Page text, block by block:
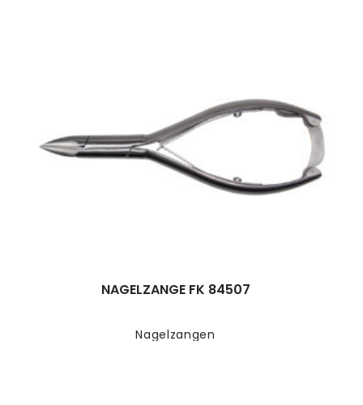
Nagelzangen
NAGELZANGE FK 84507